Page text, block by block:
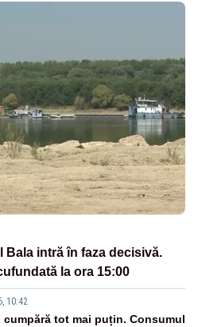
Bala intră în faza decisivă.
la ora 15:00
10:42
cumpără tot mai puțin. Consumul